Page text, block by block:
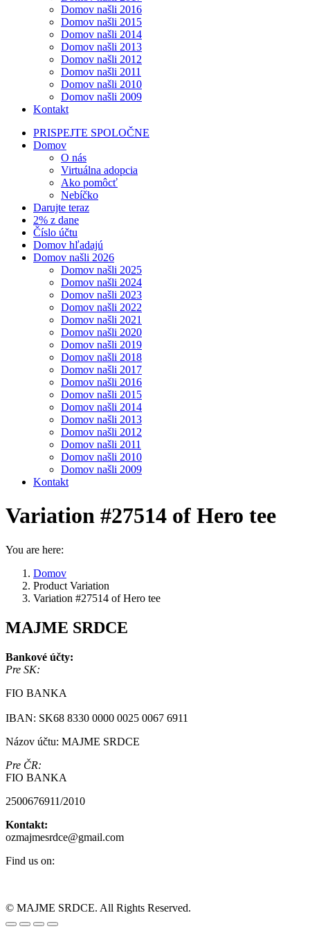
Domov našli 2016
Domov našli 2015
Domov našli 2014
Domov našli 2013
Domov našli 2012
Domov našli 2011
Domov našli 2010
Domov našli 2009
Kontakt
PRISPEJTE SPOLOČNE
Domov
O nás
Virtuálna adopcia
Ako pomôcť
Nebíčko
Darujte teraz
2% z dane
Číslo účtu
Domov hľadajú
Domov našli 2026
Domov našli 2025
Domov našli 2024
Domov našli 2023
Domov našli 2022
Domov našli 2021
Domov našli 2020
Domov našli 2019
Domov našli 2018
Domov našli 2017
Domov našli 2016
Domov našli 2015
Domov našli 2014
Domov našli 2013
Domov našli 2012
Domov našli 2011
Domov našli 2010
Domov našli 2009
Kontakt
Variation #27514 of Hero tee
You are here:
Domov
Product Variation
Variation #27514 of Hero tee
MAJME SRDCE
Bankové účty:
Pre SK:
FIO BANKA
IBAN: SK68 8330 0000 0025 0067 6911
Názov účtu: MAJME SRDCE
Pre ČR:
FIO BANKA
2500676911/2010
Kontakt:
ozmajmesrdce@gmail.com
Find us on:
opens
in
opens
in
© MAJME SRDCE. All Rights Reserved.
Go